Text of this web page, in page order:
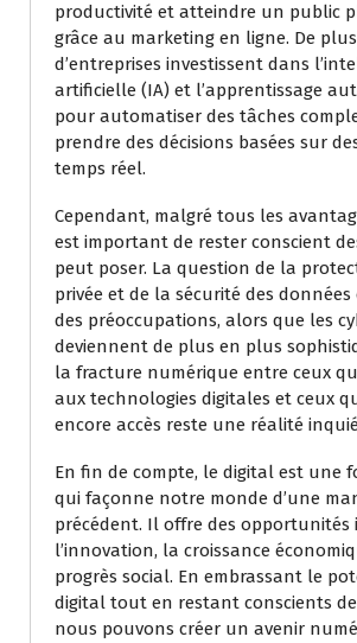
productivité et atteindre un public
grâce au marketing en ligne. De
d’entreprises investissent dans
artificielle (IA) et l’apprentissage
pour automatiser des tâches
prendre des décisions basées sur
temps réel.
Cependant, malgré tous les
est important de rester conscient
peut poser. La question de la
privée et de la sécurité des
des préoccupations, alors que les
deviennent de plus en plus
la fracture numérique entre ceux
aux technologies digitales et ceux
encore accès reste une réalité
En fin de compte, le digital est une
qui façonne notre monde d’une
précédent. Il offre des opportunités
l’innovation, la croissance
progrès social. En embrassant le
digital tout en restant conscients de
nous pouvons créer un avenir